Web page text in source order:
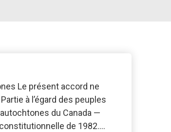
Le présent accord ne
à l’égard des peuples
du Canada —
de 1982.…